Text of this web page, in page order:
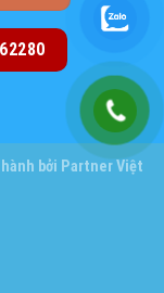
bởi Partner Việt